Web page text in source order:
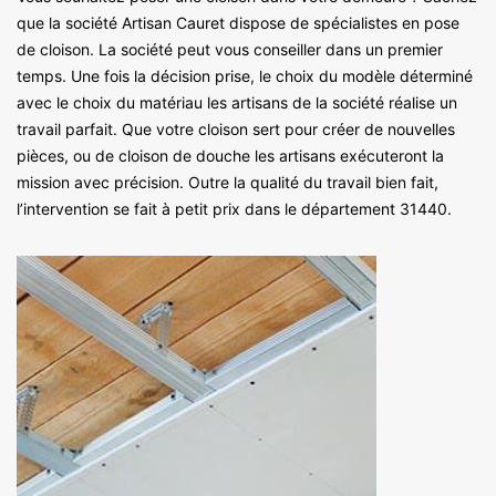
que la société Artisan Cauret dispose de spécialistes en pose
de cloison. La société peut vous conseiller dans un premier
temps. Une fois la décision prise, le choix du modèle déterminé
avec le choix du matériau les artisans de la société réalise un
travail parfait. Que votre cloison sert pour créer de nouvelles
pièces, ou de cloison de douche les artisans exécuteront la
mission avec précision. Outre la qualité du travail bien fait,
l’intervention se fait à petit prix dans le département 31440.